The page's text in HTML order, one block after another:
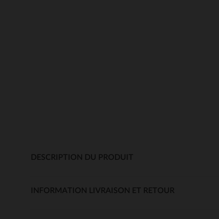
DESCRIPTION DU PRODUIT
INFORMATION LIVRAISON ET RETOUR